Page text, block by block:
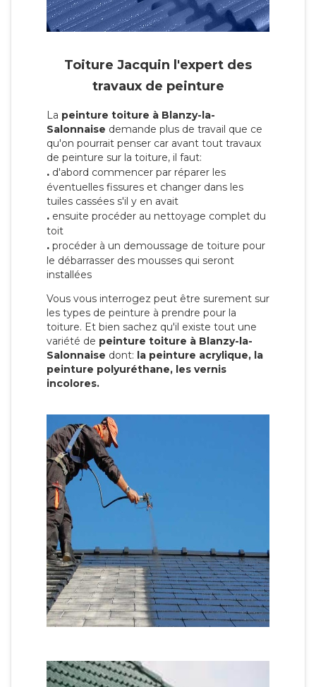
Toiture Jacquin l'expert des
travaux de peinture
La peinture toiture à Blanzy-la-
Salonnaise demande plus de travail que ce
qu'on pourrait penser car avant tout travaux
de peinture sur la toiture, il faut:
. d'abord commencer par réparer les
éventuelles fissures et changer dans les
tuiles cassées s'il y en avait
. ensuite procéder au nettoyage complet du
toit
. procéder à un demoussage de toiture pour
le débarrasser des mousses qui seront
installées
Vous vous interrogez peut être surement sur
les types de peinture à prendre pour la
toiture. Et bien sachez qu'il existe tout une
variété de peinture toiture à Blanzy-la-
Salonnaise dont: la peinture acrylique, la
peinture polyuréthane, les vernis
incolores.